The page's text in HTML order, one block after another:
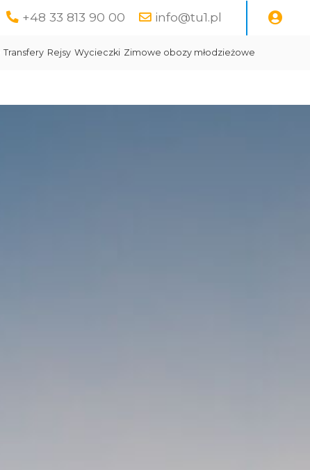
+48 33 813 90 00 info@tu1.pl
Transfery Rejsy Wycieczki Zimowe obozy młodzieżowe